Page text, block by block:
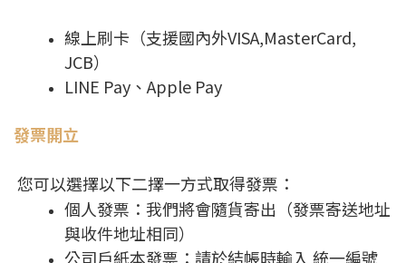
線上刷卡（支援國內外VISA,MasterCard,
JCB）
LINE Pay、Apple Pay
發票開立
您可以選擇以下二擇一方式取得發票：
個人發票：我們將會隨貨寄出（發票寄送地址
與收件地址相同）
公司戶紙本發票：請於結帳時輸入 統一編號